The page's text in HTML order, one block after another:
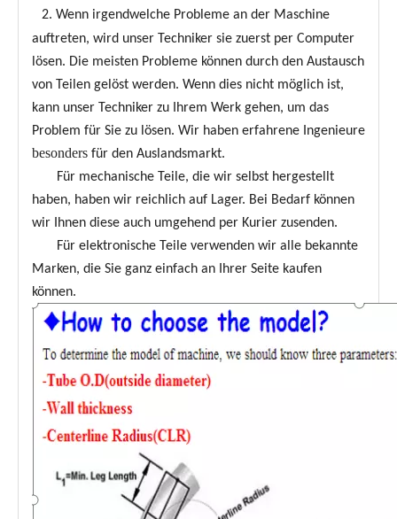
2. Wenn irgendwelche Probleme an der Maschine
auftreten, wird unser Techniker sie zuerst per Computer
lösen. Die meisten Probleme können durch den Austausch
von Teilen gelöst werden. Wenn dies nicht möglich ist,
kann unser Techniker zu Ihrem Werk gehen, um das
Problem für Sie zu lösen. Wir haben erfahrene Ingenieure
besonders für den Auslandsmarkt.
Für mechanische Teile, die wir selbst hergestellt
haben, haben wir reichlich auf Lager. Bei Bedarf können
wir Ihnen diese auch umgehend per Kurier zusenden.
Für elektronische Teile verwenden wir alle bekannte
Marken, die Sie ganz einfach an Ihrer Seite kaufen
können.